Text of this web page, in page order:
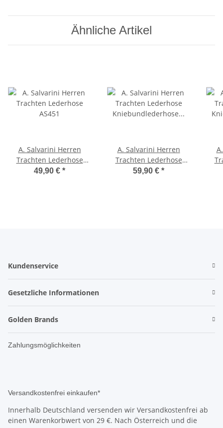
Ähnliche Artikel
A. Salvarini Herren
Trachten Lederhose
AS451
49,90 € *
A. Salvarini Herren
Trachten Lederhose
Kniebundlederhose
59,90 € *
Kundenservice
Gesetzliche Informationen
Golden Brands
Zahlungsmöglichkeiten
Versandkostenfrei einkaufen*
Innerhalb Deutschland versenden wir Versandkostenfrei ab
einen Warenkorbwert von 29 €. Nach Österreich und die